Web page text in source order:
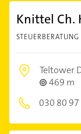
Knittel Ch.
STEUERBERATUNG
Teltower
469 m
030 80